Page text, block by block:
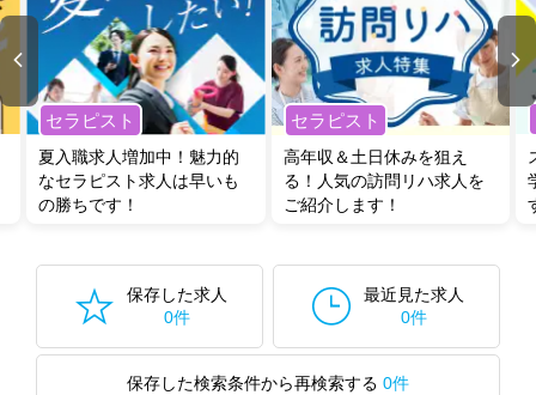
セラピスト
夏入職求人増加中！魅力的
なセラピスト求人は早いも
の勝ちです！
セラピスト
高年収＆土日休みを狙え
る！人気の訪問リハ求人を
ご紹介します！
保存した求人
0件
最近見た求人
0件
保存した検索条件から再検索する 0件